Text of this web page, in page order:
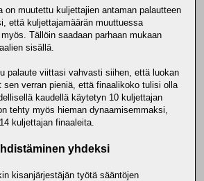
on muutettu kuljettajien antaman palautteen
että kuljettajamäärän muuttuessa
Tällöin saadaan parhaan mukaan
sisällä.
palaute viittasi vahvasti siihen, että luokan
verran pieniä, että finaalikoko tulisi olla
kaudellä käytetyn 10 kuljettajan
tehty myös hieman dynaamisemmaksi,
kuljettajan finaaleita.
yhdeksi
kisanjärjestäjän työtä sääntöjen